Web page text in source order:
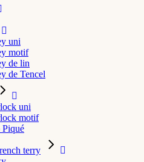
uni
motif
de lin
de Tencel
uni
motif
Piqué
terry